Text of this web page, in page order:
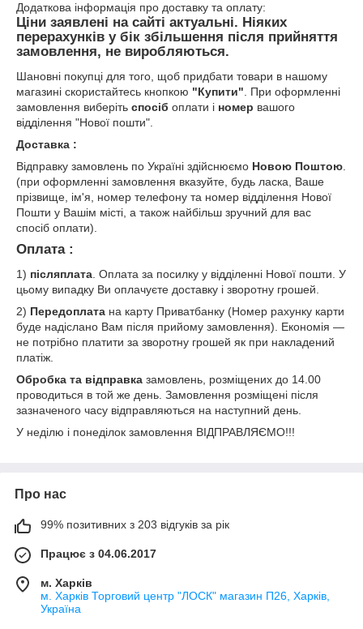
Додаткова інформація про доставку та оплату:
Ціни заявлені на сайті актуальні. Ніяких
перерахунків у бік збільшення після прийняття
замовлення, не виробляються.
Шановні покупці для того, щоб придбати товари в нашому
магазині скористайтесь кнопкою "Купити" . При оформленні
замовлення виберіть спосіб оплати і номер вашого
відділення "Нової пошти".
Доставка :
Відправку замовлень по Україні здійснюємо Новою Поштою
(при оформленні замовлення вказуйте, будь ласка, Ваше
прізвище, ім'я, номер телефону та номер відділення Нової
Пошти у Вашім місті, а також найбільш зручний для вас
спосіб оплати).
Оплата :
1) післяплата . Оплата за посилку у відділенні Нової пошти. У
цьому випадку Ви оплачуєте доставку і зворотну грошей.
2) Передоплата на карту Приватбанку (Номер рахунку карти
буде надіслано Вам після прийому замовлення). Економія ―
не потрібно платити за зворотну грошей як при накладений
платіж.
Обробка та відправка замовлень, розміщених до 14.00
проводиться в той же день. Замовлення розміщені після
зазначеного часу відправляються на наступний день.
У неділю і понеділок замовлення ВІДПРАВЛЯЄМО!!!
Про нас
99% позитивних з 203 відгуків за рік
Працює з 04.06.2017
м. Харків
м. Харків Торговий центр "ЛОСК" магазин П26, Харків,
Україна